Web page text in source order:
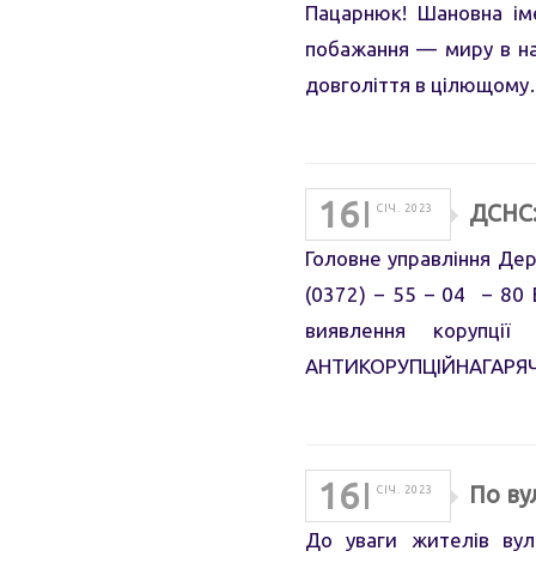
Пацарнюк! Шановна
побажання — миру в
довголіття в
16 СІЧ. 2023 ДСНС:
Головне управління
(0372) – 55 – 04 – 80
виявлення
16 СІЧ. 2023 По
До уваги жителів